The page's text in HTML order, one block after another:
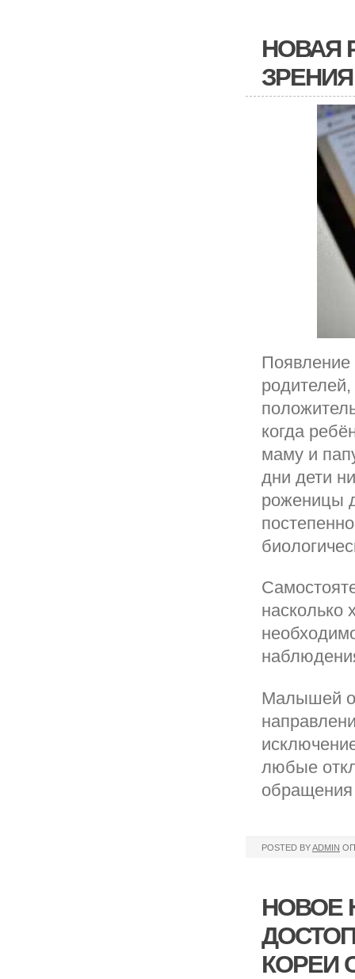
НОВАЯ
ЗРЕНИЯ
когда
маму и
дни дети
роженицы
насколько
Малышей
любые
обращения
POSTED BYADMIN
НОВОЕ
КОРЕИ